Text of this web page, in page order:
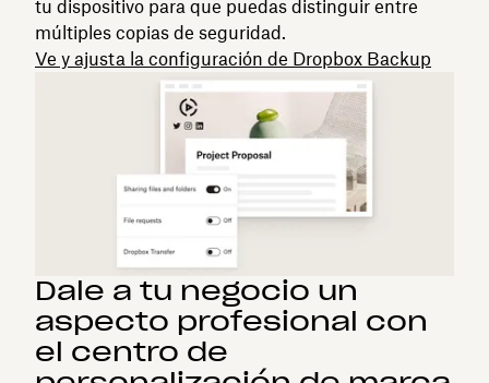
tu dispositivo para que puedas distinguir entre
múltiples copias de seguridad.
Ve y ajusta la configuración de Dropbox Backup
Dale a tu negocio un
aspecto profesional con
el centro de